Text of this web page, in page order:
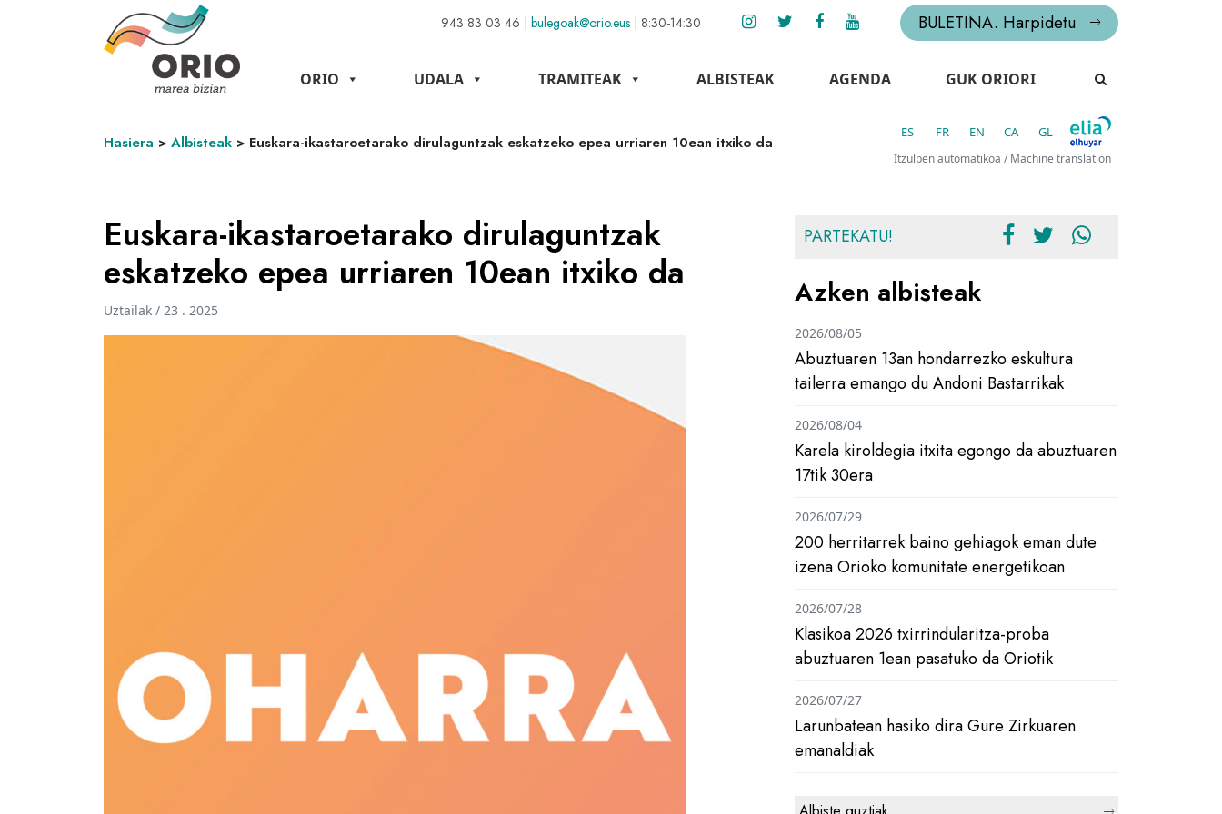
943 83 03 46 | bulegoak@orio.eus | 8:30-14:30 BULETINA. Harpidetu
ORIO UDALA TRAMITEAK ALBISTEAK AGENDA GUK ORIORI
Hasiera > Albisteak > Euskara-ikastaroetarako dirulaguntzak eskatzeko epea urriaren 10ean itxiko da
ES FR EN CA GL
Itzulpen automatikoa / Machine translation
Euskara-ikastaroetarako dirulaguntzak
eskatzeko epea urriaren 10ean itxiko da
Uztailak / 23 . 2025
PARTEKATU!
Azken albisteak
Abuztuaren 13an hondarrezko eskultura
tailerra emango du Andoni Bastarrikak
2026/08/05
Karela kiroldegia itxita egongo da abuztuaren
17tik 30era
2026/08/04
200 herritarrek baino gehiagok eman dute
izena Orioko komunitate energetikoan
2026/07/29
Klasikoa 2026 txirrindularitza-proba
abuztuaren 1ean pasatuko da Oriotik
2026/07/28
Larunbatean hasiko dira Gure Zirkuaren
emanaldiak
2026/07/27